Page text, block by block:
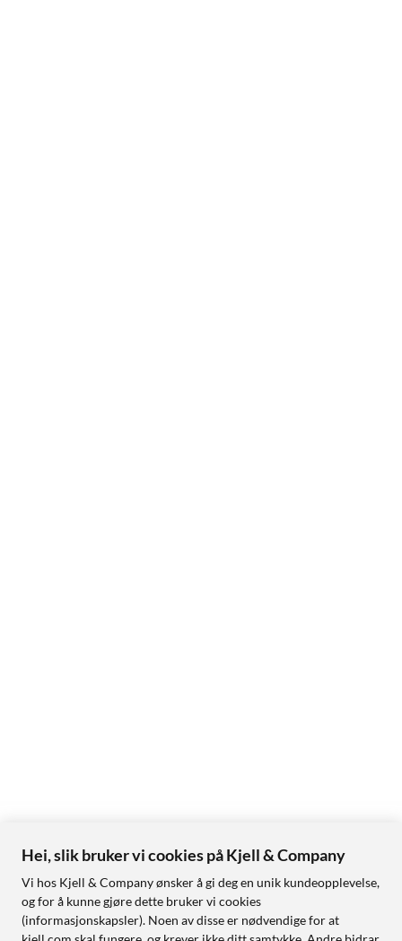
Hei, slik bruker vi cookies på Kjell & Company
Vi hos Kjell & Company ønsker å gi deg en unik kundeopplevelse,
og for å kunne gjøre dette bruker vi cookies
(informasjonskapsler). Noen av disse er nødvendige for at